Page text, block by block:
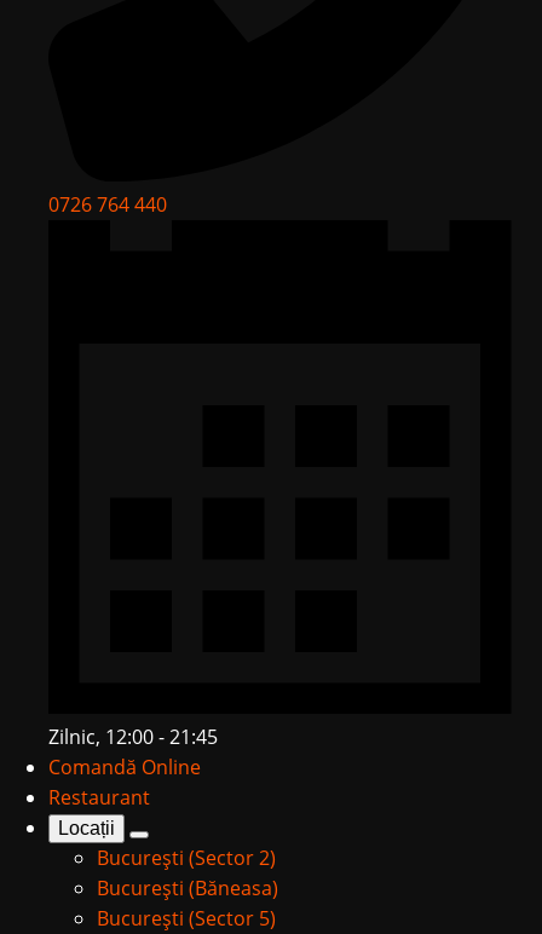
0726 764 440
Zilnic, 12:00 - 21:45
Comandă Online
Restaurant
Locații
București (Sector 2)
București (Băneasa)
București (Sector 5)